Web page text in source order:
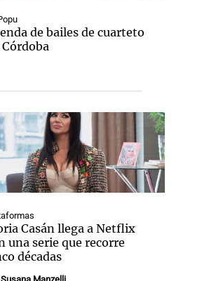
de bailes de cuarteto
Casán llega a Netflix
una serie que recorre
décadas